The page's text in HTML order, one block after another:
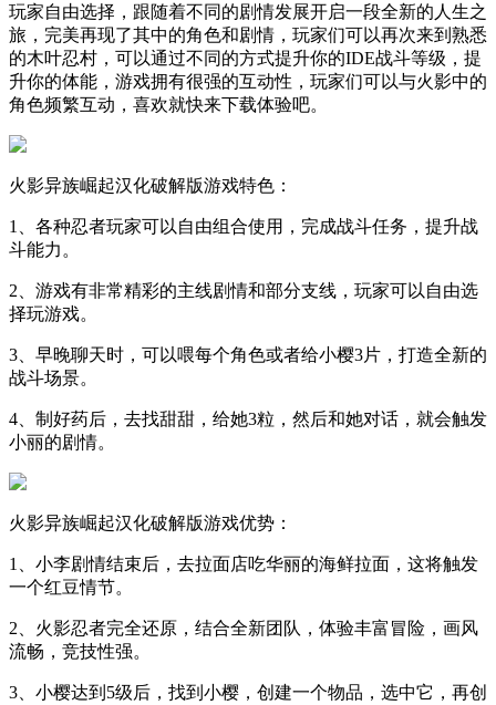
玩家自由选择，跟随着不同的剧情发展开启一段全新的人生之
旅，完美再现了其中的角色和剧情，玩家们可以再次来到熟悉
的木叶忍村，可以通过不同的方式提升你的IDE战斗等级，提
升你的体能，游戏拥有很强的互动性，玩家们可以与火影中的
角色频繁互动，喜欢就快来下载体验吧。
火影异族崛起汉化破解版游戏特色：
1、各种忍者玩家可以自由组合使用，完成战斗任务，提升战
斗能力。
2、游戏有非常精彩的主线剧情和部分支线，玩家可以自由选
择玩游戏。
3、早晚聊天时，可以喂每个角色或者给小樱3片，打造全新的
战斗场景。
4、制好药后，去找甜甜，给她3粒，然后和她对话，就会触发
小丽的剧情。
火影异族崛起汉化破解版游戏优势：
1、小李剧情结束后，去拉面店吃华丽的海鲜拉面，这将触发
一个红豆情节。
2、火影忍者完全还原，结合全新团队，体验丰富冒险，画风
流畅，竞技性强。
3、小樱达到5级后，找到小樱，创建一个物品，选中它，再创